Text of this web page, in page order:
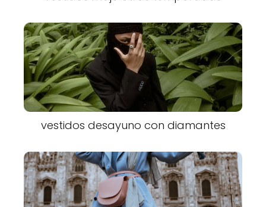
vestidos desayuno con diamantes